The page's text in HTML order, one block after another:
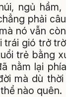
ngủ hầm,
phải câu
nó vẫn còn
trái gió trở
trẻ bằng
nằm lại phía
mà dù thời
nào quên.